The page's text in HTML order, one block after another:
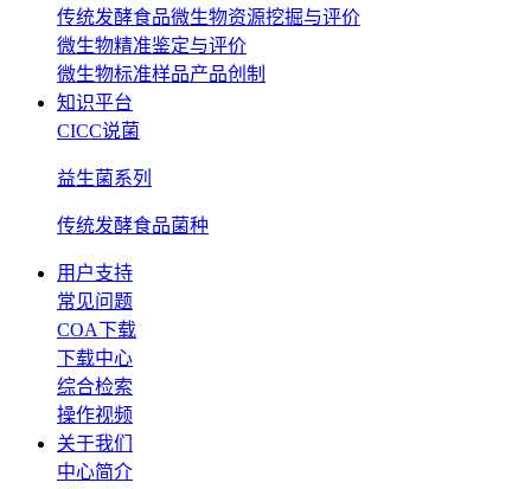
传统发酵食品微生物资源挖掘与评价
微生物精准鉴定与评价
微生物标准样品产品创制
知识平台
CICC说菌
益生菌系列
传统发酵食品菌种
用户支持
常见问题
COA下载
下载中心
综合检索
操作视频
关于我们
中心简介